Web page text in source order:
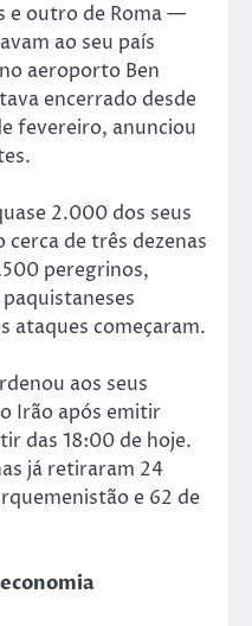
e outro de Roma —
ao seu país
aeroporto Ben
encerrado desde
fevereiro, anunciou
2.000 dos seus
de três dezenas
peregrinos,
ataques começaram.
aos seus
Irão após emitir
das 18:00 de hoje.
já retiraram 24
e 62 de